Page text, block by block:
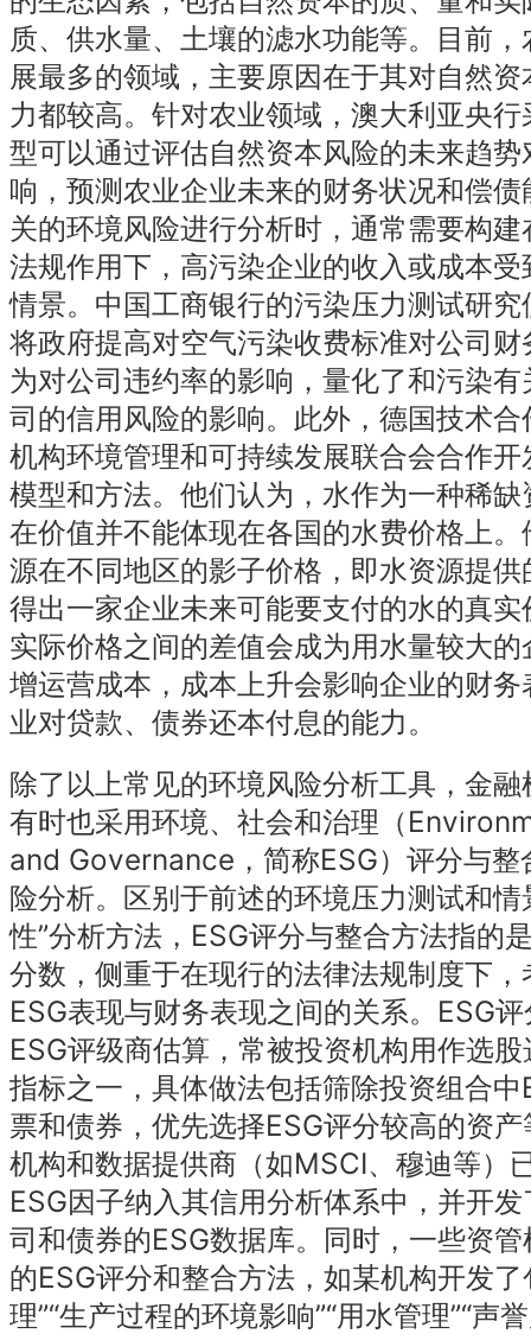
质、供水量、土壤的滤水功能等。目前
展最多的领域，主要原因在于其对自然
力都较高。针对农业领域，澳大利亚央
型可以通过评估自然资本风险的未来趋
响，预测农业企业未来的财务状况和偿
关的环境风险进行分析时，通常需要构
法规作用下，高污染企业的收入或成本
情景。中国工商银行的污染压力测试研
将政府提高对空气污染收费标准对公司
为对公司违约率的影响，量化了和污染
司的信用风险的影响。此外，德国技术
机构环境管理和可持续发展联合会合作
模型和方法。他们认为，水作为一种稀
在价值并不能体现在各国的水费价格上
源在不同地区的影子价格，即水资源提
得出一家企业未来可能要支付的水的真
实际价格之间的差值会成为用水量较大
增运营成本，成本上升会影响企业的财
业对贷款、债券还本付息的能力。
除了以上常见的环境风险分析工具，金
有时也采用环境、社会和治理（
and Governance，简称ESG）评分与整
险分析。区别于前述的环境压力测试和情
性”分析方法，ESG评分与整合方法指的
分数，侧重于在现行的法律法规制度下，
ESG表现与财务表现之间的关系。ESG
ESG评级商估算，常被投资机构用作选
指标之一，具体做法包括筛除投资组合
票和债券，优先选择ESG评分较高的资
机构和数据提供商（如MSCI、穆迪等）
ESG因子纳入其信用分析体系中，并开
司和债券的ESG数据库。同时，一些资
的ESG评分和整合方法，如某机构开发
理”“生产过程的环境影响”“用水管理”“声